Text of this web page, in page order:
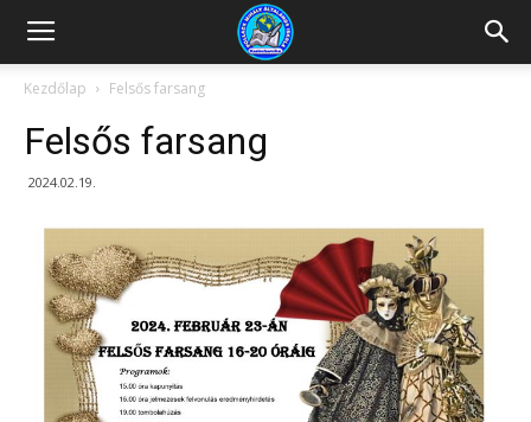
Kazincbarcikai
Pollack
Mihály
Általános
Kezdőlap Felsős farsang
Felsős farsang
2024.02.19.